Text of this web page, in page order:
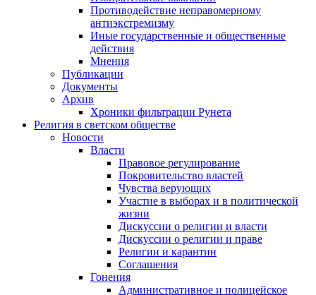
Противодействие неправомерному
антиэкстремизму
Иные государственные и общественные
действия
Мнения
Публикации
Документы
Архив
Хроники фильтрации Рунета
Религия в светском обществе
Новости
Власти
Правовое регулирование
Покровительство властей
Чувства верующих
Участие в выборах и в политической
жизни
Дискуссии о религии и власти
Дискуссии о религии и праве
Религии и карантин
Соглашения
Гонения
Административное и полицейское